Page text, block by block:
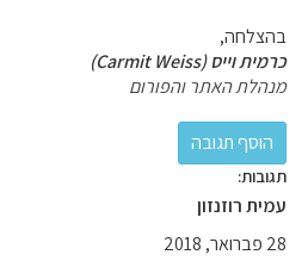
בהצלחה,
כרמית וייס (Carmit Weiss)
מנהלת האתר והפורום
תגובות:
עמית רוזנזון
28 פברואר, 2018